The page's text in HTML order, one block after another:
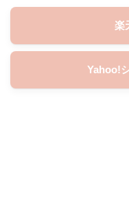
楽
Yahoo!